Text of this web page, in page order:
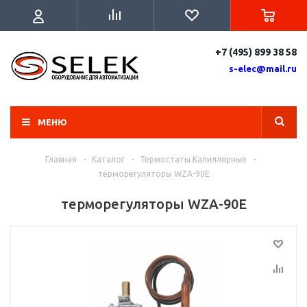
+7 (495) 899 38 58
s-elec@mail.ru
МЕНЮ
Главная - Каталог - Термостаты Капиллярные
-
терморегуляторы WZA-90E
терморегуляторы WZA-90E